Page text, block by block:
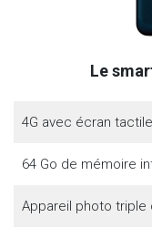
Le
4G avec écran tactile
64 Go de mémoire
Appareil photo triple